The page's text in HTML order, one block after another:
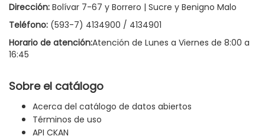
Dirección: Bolívar 7-67 y Borrero | Sucre y Benigno Malo
Teléfono: (593-7) 4134900 / 4134901
Horario de atención:Atención de Lunes a Viernes de 8:00 a
16:45
Sobre el catálogo
Acerca del catálogo de datos abiertos
Términos de uso
API CKAN